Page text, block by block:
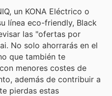
un KONA Eléctrico o
línea eco-friendly, Black
las "ofertas por
No solo ahorrarás en el
que también te
menores costes de
además de contribuir a
pierdas estas